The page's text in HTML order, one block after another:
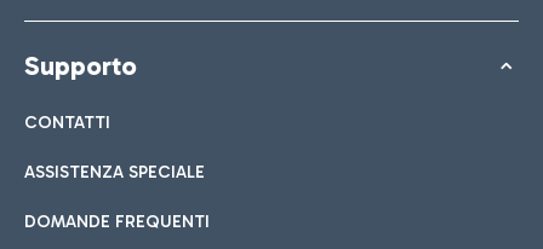
Supporto
CONTATTI
ASSISTENZA SPECIALE
DOMANDE FREQUENTI